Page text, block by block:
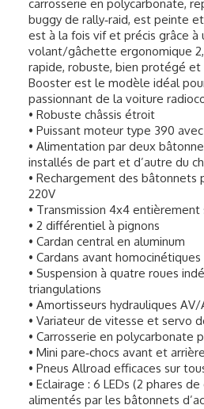
carrosserie en polycarbonate,
buggy de rally‐raid, est peinte
est à la fois vif et précis grâce
volant/gâchette ergonomique
rapide, robuste, bien protégé et
Booster est le modèle idéal
passionnant de la voiture
• Robuste châssis étroit
• Puissant moteur type 390
• Alimentation par deux
installés de part et d’autre du
• Rechargement des bâtonnets
220V
• Transmission 4x4
• 2 différentiel à pignons
• Cardan central en aluminum
• Cardans avant homocinétiques
• Suspension à quatre roues
triangulations
• Amortisseurs hydrauliques AV/
• Variateur de vitesse et servo
• Carrosserie en polycarbonate
• Mini pare‐chocs avant et arrière
• Pneus Allroad efficaces sur
• Eclairage : 6 LEDs (2 phares
alimentés par les bâtonnets